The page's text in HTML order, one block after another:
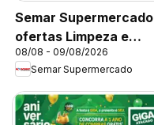
Semar Supermercado
ofertas Limpeza e
Perfumaria
08/08 - 09/08/2026
Semar Supermercado